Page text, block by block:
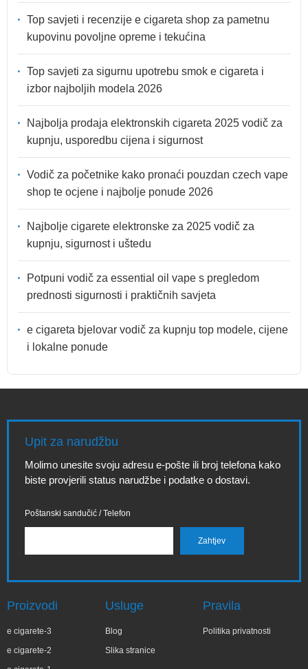
Top savjeti i recenzije e cigareta shop za pametnu
kupovinu povoljne opreme i tekućina
Top savjeti za sigurnu upotrebu smok e cigareta i
izbor najboljih modela 2026
Najbolja prodaja elektronskih cigareta 2025 vodič za
kupnju, usporedbu cijena i sigurnost
Vodič za početnike kako pronaći pouzdan czech vape
shop te ocjene i najbolje ponude 2026
Najbolje cigarete elektronske za 2025 vodič za
kupnju, sigurnost i uštedu
Potpuni vodič za essential oil vape s pregledom
prednosti sigurnosti i praktičnih savjeta
e cigareta bjelovar vodič za kupnju top modele, cijene
i lokalne ponude
Upit za narudžbu
Molimo unesite svoju adresu e-pošte ili broj telefona kako
biste provjerili status narudžbe i podatke o dostavi.
Poštanski sandučić / Telefon
Proizvodi
e cigarete-3
e cigarete-2
Usluge
Blog
Slika stranice
Pravila
Politika privatnosti